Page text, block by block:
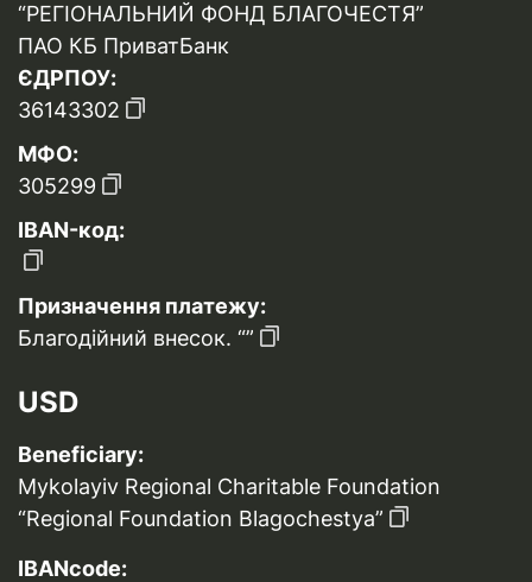
“РЕГІОНАЛЬНИЙ ФОНД БЛАГОЧЕСТЯ”
ПАО КБ ПриватБанк
ЄДРПОУ:
36143302
МФО:
305299
IBAN-код:
Призначення платежу:
Благодійний внесок. “”
USD
Beneficiary:
Mykolayiv Regional Charitable Foundation
“Regional Foundation Blagochestya”
IBANcode: